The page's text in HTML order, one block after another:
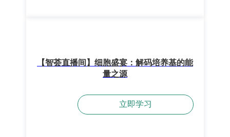
【智荟直播间】细胞盛宴：解码培养基的能
量之源
立即学习